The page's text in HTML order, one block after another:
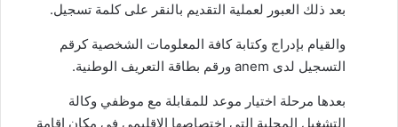
بعد ذلك العبور لعملية التقديم بالنقر على كلمة تسجيل.
والقيام بإدراج وكتابة كافة المعلومات الشخصية كرقم
التسجيل لدى anem ورقم بطاقة التعريف الوطنية.
بعدها مرحلة اختيار موعد للمقابلة مع موظفي وكالة
التشغيل المحلية التي اختصاصها الإقليمي في مكان إقامة